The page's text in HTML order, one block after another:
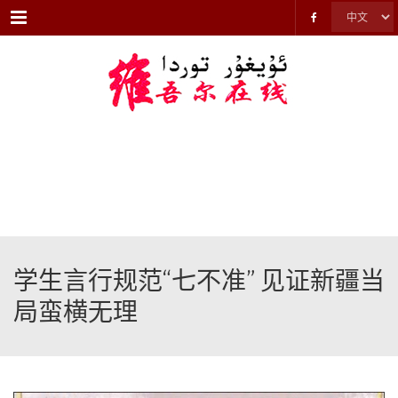
Menu
学生言行规范“七不准” 见证新疆当
局蛮横无理